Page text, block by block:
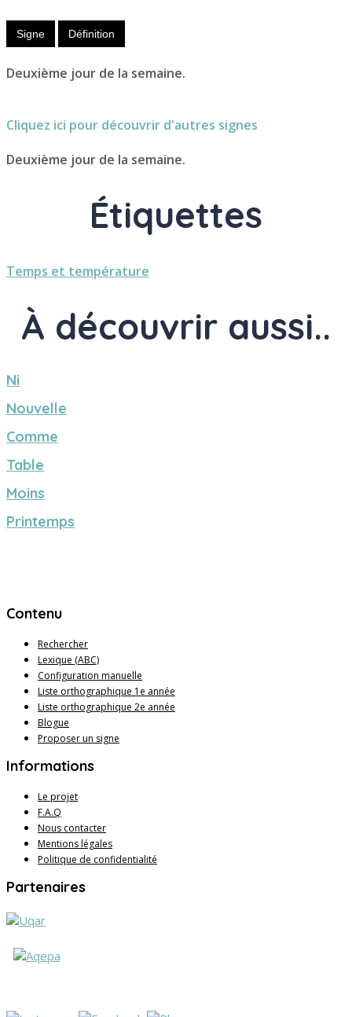
Signe Définition
Deuxième jour de la semaine.
Cliquez ici pour découvrir d'autres signes
Deuxième jour de la semaine.
Étiquettes
Temps et température
À découvrir aussi..
Ni
Nouvelle
Comme
Table
Moins
Printemps
Contenu
Rechercher
Lexique (ABC)
Configuration manuelle
Liste orthographique 1e année
Liste orthographique 2e année
Blogue
Proposer un signe
Informations
Le projet
F.A.Q
Nous contacter
Mentions légales
Politique de confidentialité
Partenaires